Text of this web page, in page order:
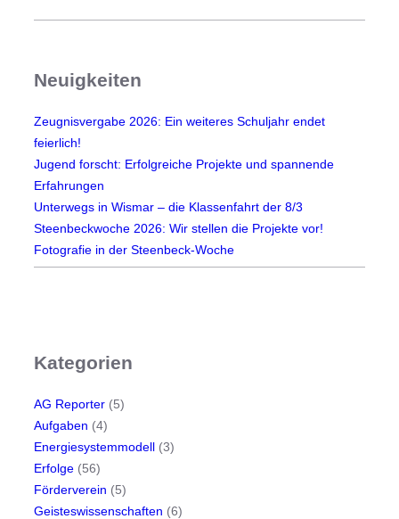
Neuigkeiten
Zeugnisvergabe 2026: Ein weiteres Schuljahr endet
feierlich!
Jugend forscht: Erfolgreiche Projekte und spannende
Erfahrungen
Unterwegs in Wismar – die Klassenfahrt der 8/3
Steenbeckwoche 2026: Wir stellen die Projekte vor!
Fotografie in der Steenbeck-Woche
Kategorien
AG Reporter (5)
Aufgaben (4)
Energiesystemmodell (3)
Erfolge (56)
Förderverein (5)
Geisteswissenschaften (6)